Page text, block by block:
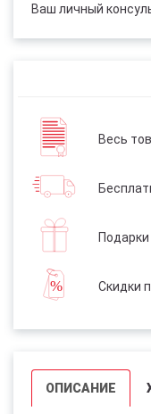
Ваш личный
Весь
Скидки
ОПИСАНИЕ